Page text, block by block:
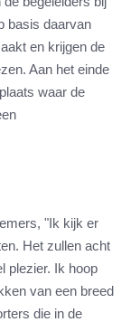
basis daarvan
en krijgen de
Aan het einde
waar de
"Ik kijk er
Het zullen acht
plezier. Ik hoop
van een breed
die in de